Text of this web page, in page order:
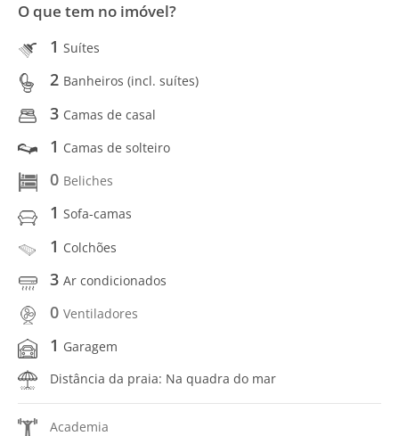
O que tem no imóvel?
1 Suítes
2 Banheiros (incl. suítes)
3 Camas de casal
1 Camas de solteiro
0 Beliches
1 Sofa-camas
1 Colchões
3 Ar condicionados
0 Ventiladores
1 Garagem
Distância da praia: Na quadra do mar
Academia